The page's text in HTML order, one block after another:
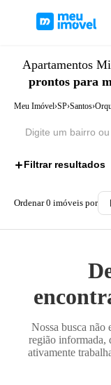
Apartamentos
prontos para
Meu Imóvel›SP›Santos›
Filtrar resultados
Ordenar0 imóveis por
Nossa busca não
região informada,
ativamente